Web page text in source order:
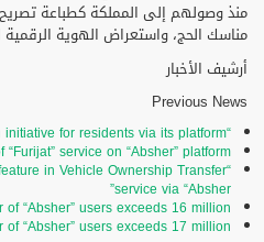
منذ وصولهم إلى المملكة كطباعة
مناسك الحج، واستعراض الهوية الرقمية
أرشيف الأخبار
Previous News
“Absher” announces a return initiative for residents via its platform
service on “Absher” platform
in Vehicle Ownership Transfer
service via “Absher”
of “Absher” users exceeds 16 million
of “Absher” users exceeds 17 million